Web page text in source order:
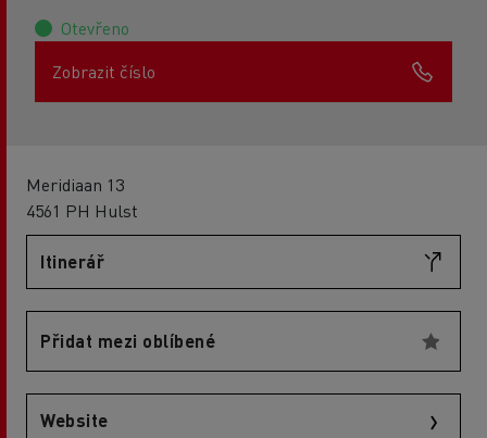
Otevřeno
Zobrazit číslo
Meridiaan 13
4561 PH Hulst
Itinerář
Přidat mezi oblíbené
Website